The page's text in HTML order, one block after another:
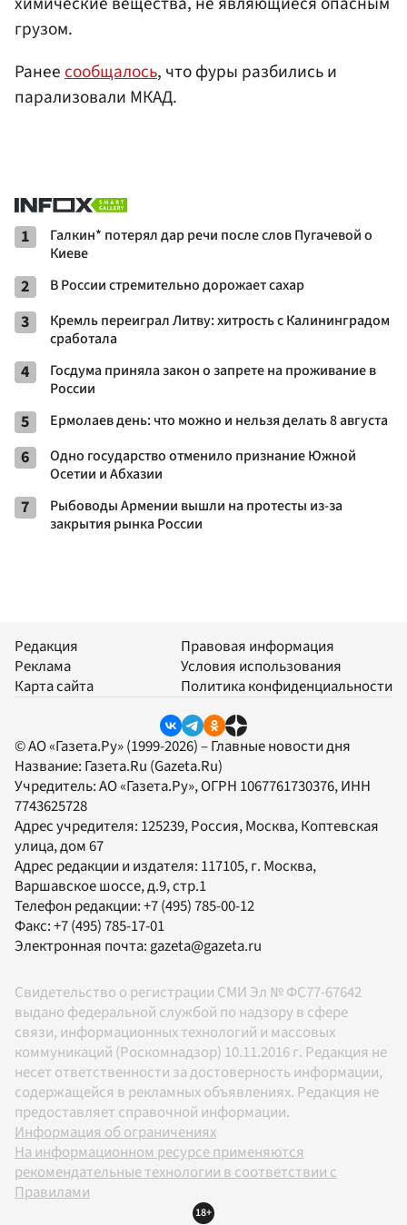
грузом.
Ранеесообщалось, что фуры разбились и
парализовали МКАД.
1
Галкин* потерял дар речи после слов Пугачевой о
Киеве
2 В России стремительно дорожает сахар
3
Кремль переиграл Литву: хитрость с Калининградом
сработала
4
Госдума приняла закон о запрете на проживание в
России
5 Ермолаев день: что можно и нельзя делать 8 августа
6
Одно государство отменило признание Южной
Осетии и Абхазии
7
Рыбоводы Армении вышли на протесты из-за
закрытия рынка России
Редакция
Реклама
Карта сайта
Правовая информация
Условия использования
Политика конфиденциальности
© АО «Газета.Ру» (1999-2026) – Главные новости дня
Название: Газета.Ru (Gazeta.Ru)
Учредитель:АО «Газета.Ру», ОГРН 1067761730376, ИНН
7743625728
Адрес учредителя: 125239, Россия, Москва, Коптевская
улица, дом 67
Адрес редакции и издателя: 117105, г. Москва,
Варшавское шоссе, д.9, стр.1
Телефон редакции:+7 (495) 785-00-12
Факс:+7 (495) 785-17-01
Электронная почта:gazeta@gazeta.ru
Свидетельство о регистрации СМИ Эл № ФС77-67642
выдано федеральной службой по надзору в сфере
связи, информационных технологий и массовых
коммуникаций (Роскомнадзор) 10.11.2016 г. Редакция не
несет ответственности за достоверность информации,
содержащейся в рекламных объявлениях. Редакция не
предоставляет справочной информации.
Информация об ограничениях
На информационном ресурсе применяются
рекомендательные технологии в соответствии с
Правилами
18+